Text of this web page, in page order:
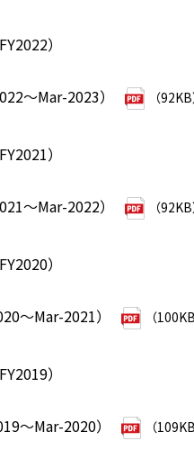
）
～Mar-2023） （
）
～Mar-2022） （
）
～Mar-2021） （
）
～Mar-2020） （